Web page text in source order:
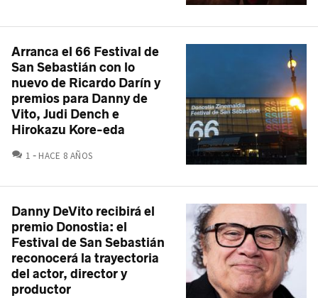
Arranca el 66 Festival de
San Sebastián con lo
nuevo de Ricardo Darín y
premios para Danny de
Vito, Judi Dench e
Hirokazu Kore-eda
1 COMENTARIOS
HACE 8 AÑOS
Danny DeVito recibirá el
premio Donostia: el
Festival de San Sebastián
reconocerá la trayectoria
del actor, director y
productor